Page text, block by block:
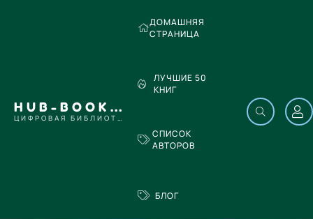
HUB-BOOKS.COM
ЦИФРОВАЯ БИБЛИОТЕКА
ДОМАШНЯЯ
СТРАНИЦА
ЛУЧШИЕ 50
КНИГ
СПИСОК
АВТОРОВ
БЛОГ